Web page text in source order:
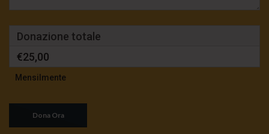
Donazione totale
€25,00
Mensilmente